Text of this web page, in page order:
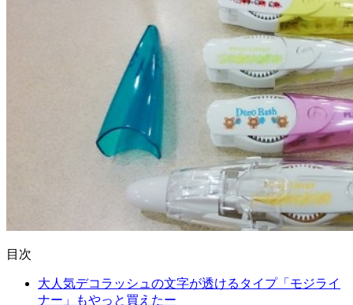
目次
大人気デコラッシュの文字が透けるタイプ「モジライ
ナー」もやっと買えたー